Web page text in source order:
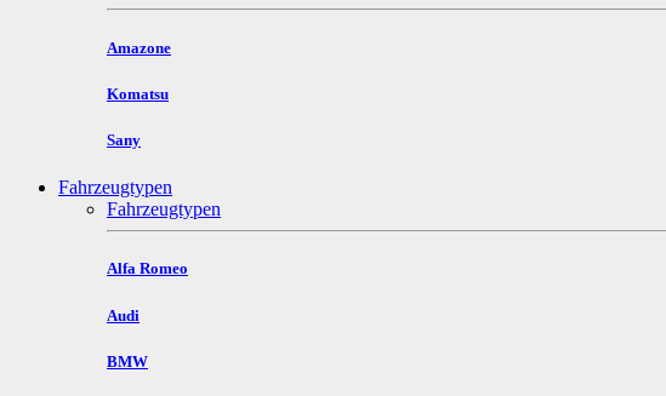
Amazone
Komatsu
Sany
Fahrzeugtypen
Fahrzeugtypen
Alfa Romeo
Audi
BMW